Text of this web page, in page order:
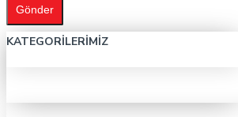
Gönder
KATEGORILERIMIZ